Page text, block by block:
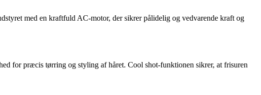
med en kraftfuld AC-motor, der sikrer pålidelig og vedvarende kraft og
for præcis tørring og styling af håret. Cool shot-funktionen sikrer, at frisuren